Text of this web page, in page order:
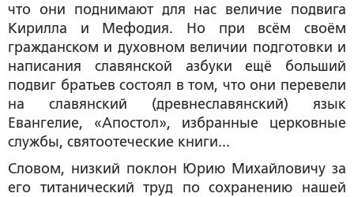
что они поднимают для нас величие подвига
Кирилла и Мефодия. Но при всём своём
гражданском и духовном величии подготовки и
написания славянской азбуки ещё больший
подвиг братьев состоял в том, что они перевели
на славянский (древнеславянский) язык
Евангелие, «Апостол», избранные церковные
службы, святоотеческие книги...
Словом, низкий поклон Юрию Михайловичу за
его титанический труд по сохранению нашей